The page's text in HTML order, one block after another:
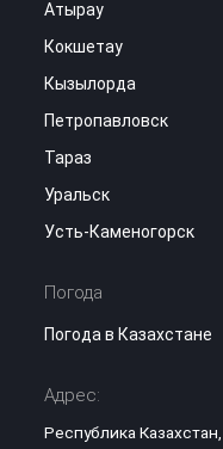
Атырау
Кокшетау
Кызылорда
Петропавловск
Тараз
Уральск
Усть-Каменогорск
Погода
Погода в Казахстане
Адрес:
Республика